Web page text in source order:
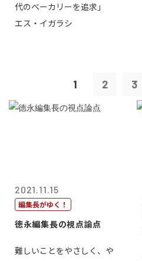
代のベーカリーを追求」
エス・イガラシ
1 2 3
2021.11.15
編集長がゆく！
徳永編集長の視点論点
難しいことをやさしく、や